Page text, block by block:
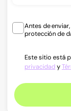
Antes de
protección de
Este sitio está
privacidad y